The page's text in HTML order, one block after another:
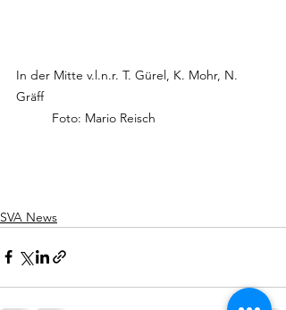
In der Mitte v.l.n.r. T. Gürel, K. Mohr, N.
Gräff
	Foto: Mario Reisch
SVA News